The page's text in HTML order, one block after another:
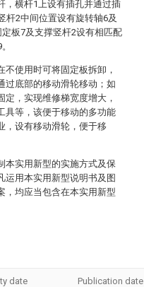
，横杆1上设有插孔并通过插
杆2中间位置设有旋转轴6及
板7及支撑竖杆2设有相匹配
使用时可将固定板拆卸，
过底部的移动滑轮移动；如
，实现维修梯宽度增大，
具等，该便于移动的多功能
，设有移动滑轮，便于移
本实用新型的实施方式及保
运用本实用新型说明书及图
，均应当包含在本实用新型
date Publication date